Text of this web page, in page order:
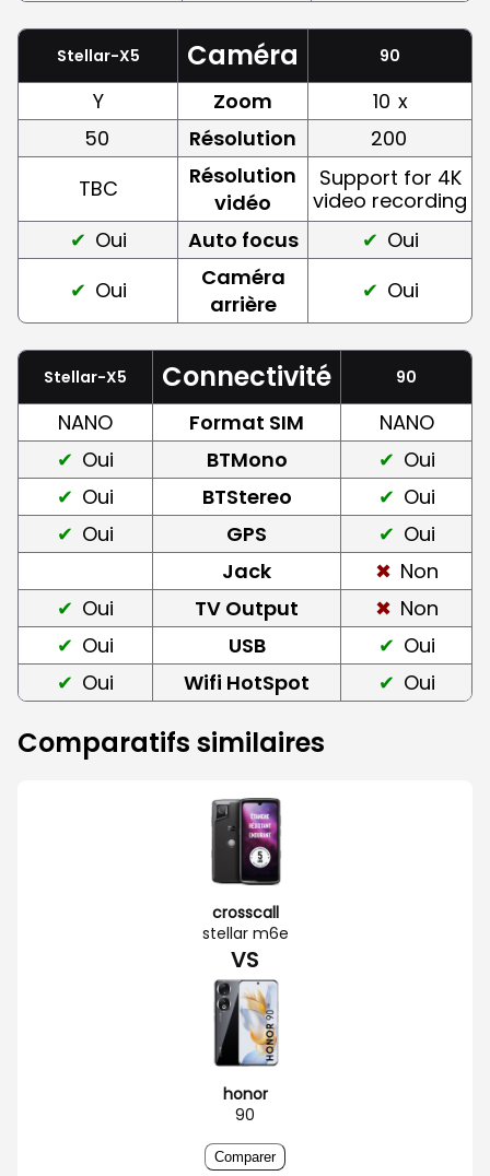
Stellar-X5 Caméra 90
Y Zoom 10 x
50
Résolution
200
TBC
Résolution
vidéo
Support for 4K
video recording
Oui
Auto focus
Oui
Oui
Caméra
arrière
Oui
Stellar-X5 Connectivité 90
NANO Format SIM
NANO
Oui
BTMono
Oui
Oui
BTStereo
Oui
Oui
GPS
Oui
Jack
Non
Oui
TV Output
Non
Oui
USB
Oui
Oui
Wifi HotSpot Oui
Comparatifs similaires
crosscall
stellar m6e
VS
honor
90
Comparer